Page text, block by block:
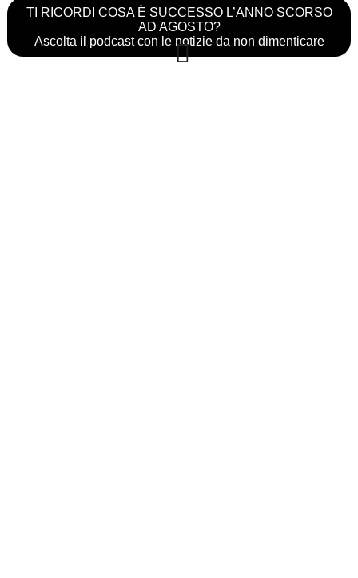
TI RICORDI COSA È SUCCESSO L’ANNO SCORSO
AD AGOSTO?
Ascolta il podcast con le notizie da non dimenticare